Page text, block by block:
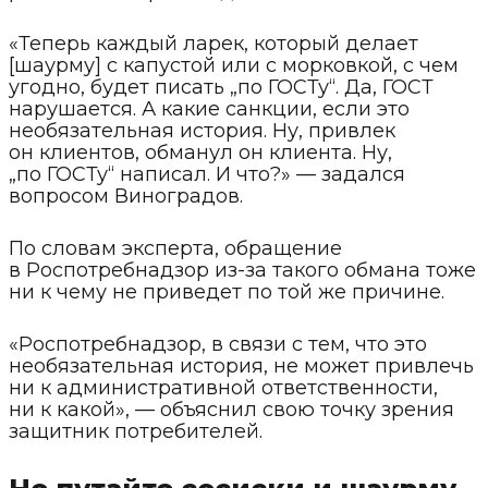
«Теперь каждый ларек, который делает
[шаурму] с капустой или с морковкой, с чем
угодно, будет писать „по ГОСТу“. Да, ГОСТ
нарушается. А какие санкции, если это
необязательная история. Ну, привлек
он клиентов, обманул он клиента. Ну,
„по ГОСТу“ написал. И что?» — задался
вопросом Виноградов.
По словам эксперта, обращение
в Роспотребнадзор из-за такого обмана тоже
ни к чему не приведет по той же причине.
«Роспотребнадзор, в связи с тем, что это
необязательная история, не может привлечь
ни к административной ответственности,
ни к какой», — объяснил свою точку зрения
защитник потребителей.